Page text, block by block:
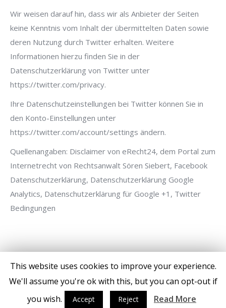
Wir weisen darauf hin, dass wir als Anbieter der Seiten
keine Kenntnis vom Inhalt der übermittelten Daten sowie
deren Nutzung durch Twitter erhalten. Weitere
Informationen hierzu finden Sie in der
Datenschutzerklärung von Twitter unter
https://twitter.com/privacy.
Ihre Datenschutzeinstellungen bei Twitter können Sie in
den Konto-Einstellungen unter
https://twitter.com/account/settings ändern.
Quellenangaben: Disclaimer von eRecht24, dem Portal zum
Internetrecht von Rechtsanwalt Sören Siebert, Facebook
Datenschutzerklärung, Datenschutzerklärung Google
Analytics, Datenschutzerklärung für Google +1, Twitter
Bedingungen
This website uses cookies to improve your experience.
We'll assume you're ok with this, but you can opt-out if
you wish.
Accept Reject Read More